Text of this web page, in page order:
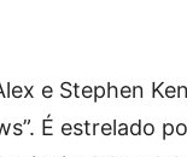
e Stephen
É estrelado